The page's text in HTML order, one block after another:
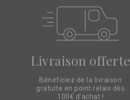
Livraison offerte
Bénéficiez de la livraison
gratuite en point relais dès
100€ d'achat !